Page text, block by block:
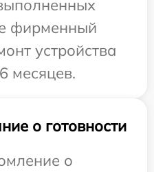
фирменный
устройства
месяцев.
о готовности
о